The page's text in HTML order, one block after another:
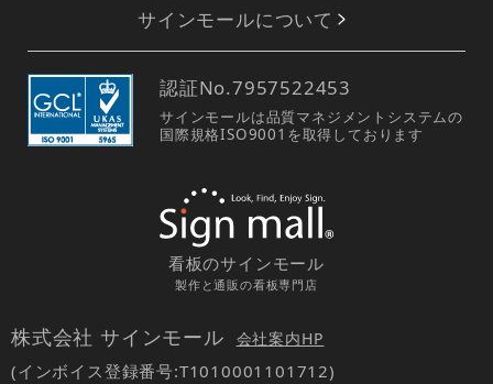
サインモールについて
認証No.7957522453
サインモールは品質マネジメントシステムの
国際規格ISO9001を取得しております
看板のサインモール
製作と通販の看板専門店
株式会社 サインモール 会社案内HP
(インボイス登録番号:T1010001101712)